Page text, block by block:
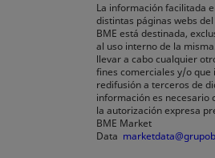
La información facilitada
distintas páginas webs
BME está destinada,
al uso interno de la
llevar a cabo cualquier
fines comerciales y/o que
redifusión a terceros de
información es necesario
la autorización expresa
BME Market
Data